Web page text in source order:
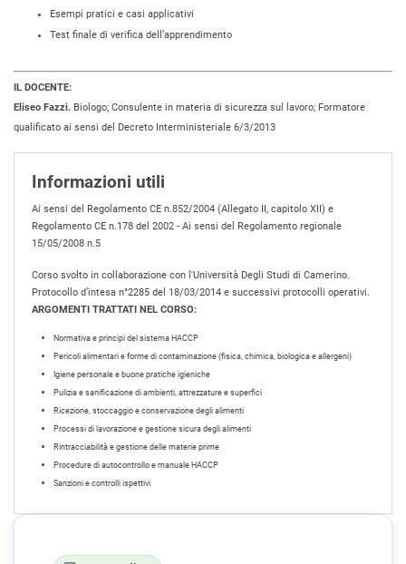
Esempi pratici e casi applicativi
Test finale di verifica dell’apprendimento
IL DOCENTE:
Eliseo Fazzi. Biologo; Consulente in materia di sicurezza sul lavoro; Formatore
qualificato ai sensi del Decreto Interministeriale 6/3/2013
Informazioni utili
Ai sensi del Regolamento CE n.852/2004 (Allegato II, capitolo XII) e
Regolamento CE n.178 del 2002 - Ai sensi del Regolamento regionale
15/05/2008 n.5
Corso svolto in collaborazione con l'Università Degli Studi di Camerino.
Protocollo d’intesa n°2285 del 18/03/2014 e successivi protocolli operativi.
ARGOMENTI TRATTATI NEL CORSO:
Normativa e principi del sistema HACCP
Pericoli alimentari e forme di contaminazione (fisica, chimica, biologica e allergeni)
Igiene personale e buone pratiche igieniche
Pulizia e sanificazione di ambienti, attrezzature e superfici
Ricezione, stoccaggio e conservazione degli alimenti
Processi di lavorazione e gestione sicura degli alimenti
Rintracciabilità e gestione delle materie prime
Procedure di autocontrollo e manuale HACCP
Sanzioni e controlli ispettivi